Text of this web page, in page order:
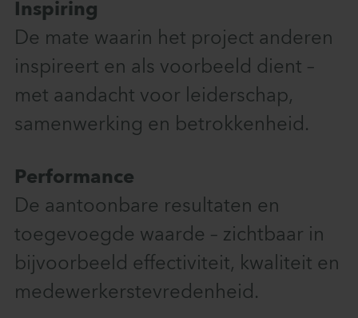
Inspiring
De mate waarin het project anderen
inspireert en als voorbeeld dient –
met aandacht voor leiderschap,
samenwerking en betrokkenheid.
Performance
De aantoonbare resultaten en
toegevoegde waarde – zichtbaar in
bijvoorbeeld effectiviteit, kwaliteit en
medewerkerstevredenheid.